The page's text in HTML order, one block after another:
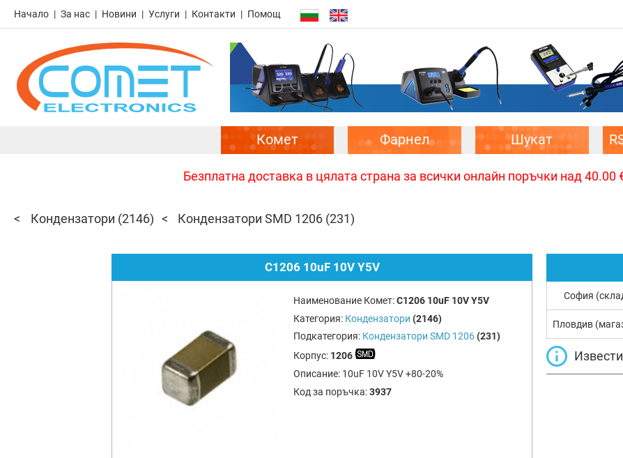
Начало За нас Новини Услуги Контакти Помощ
Комет Фарнел Шукат
Безплатна доставка в цялата страна за всички онлайн поръчки над
Кондензатори (2146) Кондензатори SMD 1206 (231)
C1206 10uF 10V Y5V
Наименование Комет:C1206 10uF 10V Y5V
Категория: Кондензатори (2146)
Подкатегория: Кондензатори SMD 1206 (231)
Корпус: 1206
Описание: 10uF 10V Y5V +80-20%
Код за поръчка:3937
София
Пловдив